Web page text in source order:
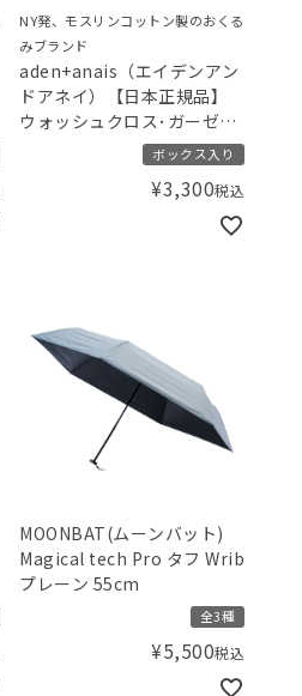
NY発、モスリンコットン製のおくる
みブランド
aden+anais（エイデンアン
ドアネイ）【日本正規品】
ウォッシュクロス･ガーゼハ
ンカチ 2枚セット gelato
pique ジェラートピケ ダイ
ボックス入り
¥3,300税込
MOONBAT(ムーンバット)
Magical tech Pro タフ Wrib
プレーン 55cm
全3種
¥5,500税込